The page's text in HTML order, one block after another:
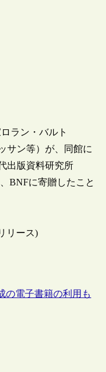
ラン・バルト
サン等）が、同館に
出版資料研究所
、BNFに寄贈したこと
リース)
の電子書籍の利用も